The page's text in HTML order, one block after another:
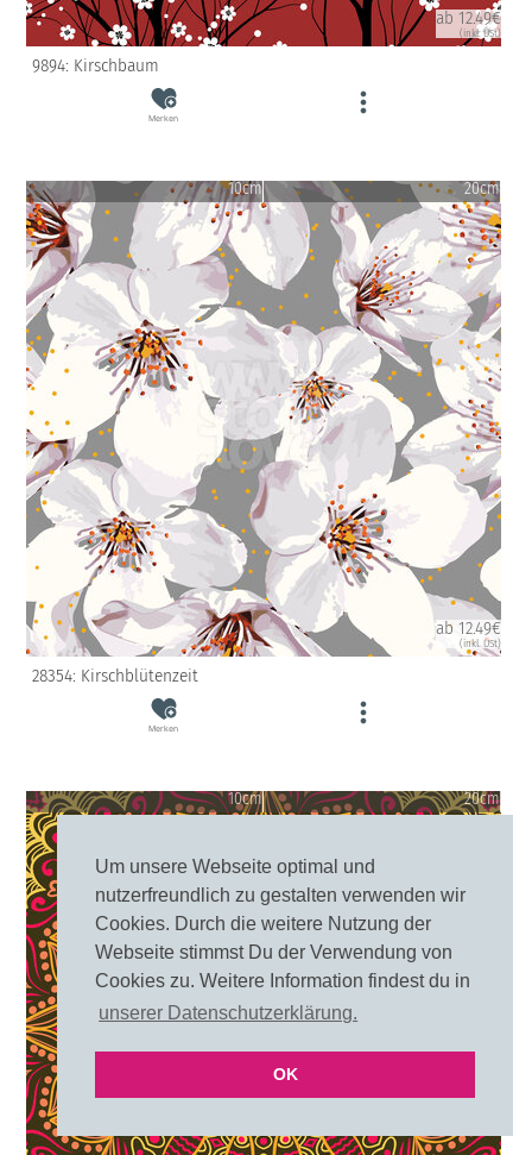
Um unsere Webseite optimal und
nutzerfreundlich zu gestalten verwenden wir
Cookies. Durch die weitere Nutzung der
Webseite stimmst Du der Verwendung von
Cookies zu. Weitere Information findest du in
unserer Datenschutzerklärung.
OK
ab 12.49€
(inkl. USt)
9894: Kirschbaum
Merken
10cm 20cm
ab 12.49€
(inkl. USt)
28354: Kirschblütenzeit
Merken
10cm 20cm